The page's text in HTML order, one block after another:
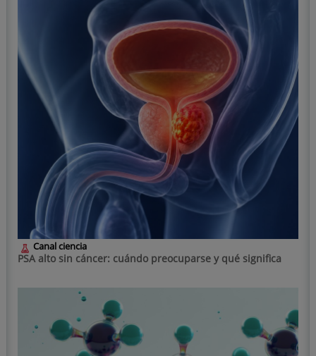
Canal ciencia
PSA alto sin cáncer: cuándo preocuparse y qué significa